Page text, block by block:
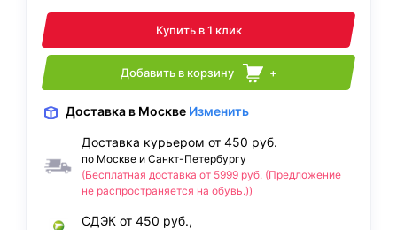
Купить в 1 клик
Добавить в корзину +
Доставка в Москве Изменить
Доставка курьером от 450 руб.
по Москве и Санкт-Петербургу
(Бесплатная доставка от 5999 руб. (Предложение
не распространяется на обувь.))
СДЭК от 450 руб.,